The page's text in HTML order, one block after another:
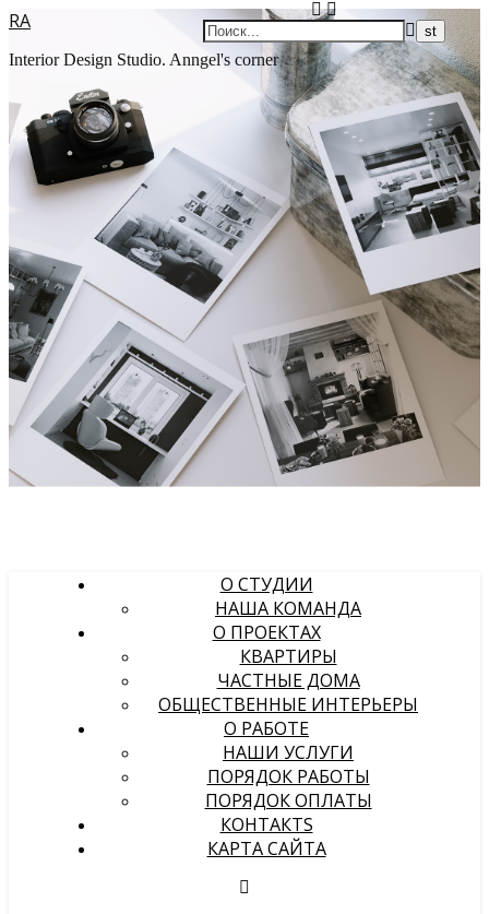
RA
Interior Design Studio. Anngel's corner
О СТУДИИ
НАША КОМАНДА
О ПРОЕКТАХ
КВАРТИРЫ
ЧАСТНЫЕ ДОМА
ОБЩЕСТВЕННЫЕ ИНТЕРЬЕРЫ
О РАБОТЕ
НАШИ УСЛУГИ
ПОРЯДОК РАБОТЫ
ПОРЯДОК ОПЛАТЫ
КОНТАКТS
КАРТА САЙТА